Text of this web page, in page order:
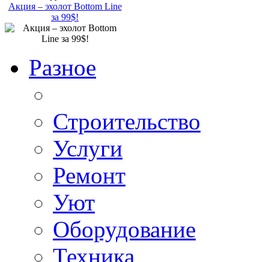
Акция – эхолот Bottom Line
за 99$!
Разное
Строительство
Услуги
Ремонт
Уют
Оборудование
Техника